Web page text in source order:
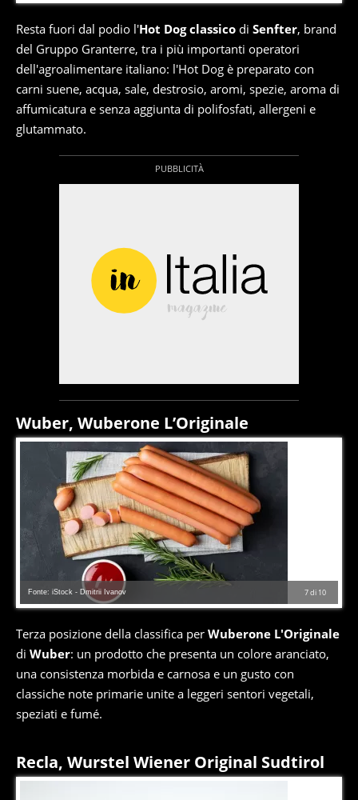
Resta fuori dal podio l'Hot Dog classico di Senfter, brand
del Gruppo Granterre, tra i più importanti operatori
dell'agroalimentare italiano: l'Hot Dog è preparato con
carni suene, acqua, sale, destrosio, aromi, spezie, aroma di
affumicatura e senza aggiunta di polifosfati, allergeni e
glutammato.
Wuber, Wuberone L’Originale
7di 10
Fonte: iStock - Dmitrii Ivanov
Terza posizione della classifica per Wuberone L'Originale
di Wuber: un prodotto che presenta un colore aranciato,
una consistenza morbida e carnosa e un gusto con
classiche note primarie unite a leggeri sentori vegetali,
speziati e fumé.
Recla, Wurstel Wiener Original Sudtirol